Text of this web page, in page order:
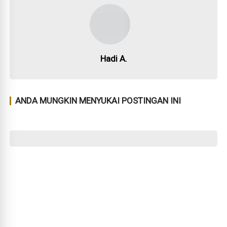
Hadi A.
ANDA MUNGKIN MENYUKAI POSTINGAN INI